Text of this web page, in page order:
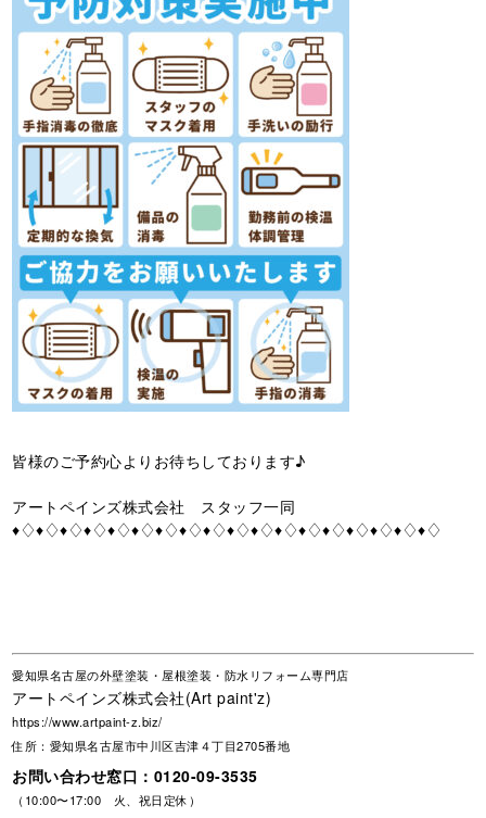
皆様のご予約心よりお待ちしております♪
アートペインズ株式会社 スタッフ一同
♦♢♦♢♦♢♦♢♦♢♦♢♦♢♦♢♦♢♦♢♦♢♦♢♦♢♦♢♦♢♦♢♦♢♦♢
愛知県名古屋の外壁塗装・屋根塗装・防水リフォーム専門店
アートペインズ株式会社(Art paint'z)
https://www.artpaint-z.biz/
住所：愛知県名古屋市中川区吉津４丁目2705番地
お問い合わせ窓口： 0120-09-3535
（10:00〜17:00 火、祝日定休）